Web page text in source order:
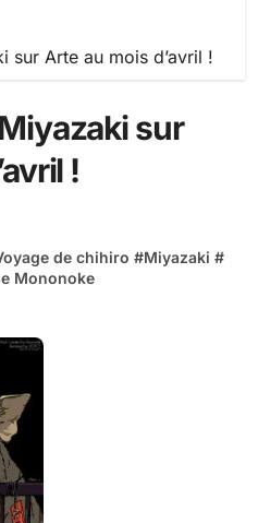
sur Arte au mois d’avril !
sur
!
de chihiro #Miyazaki #
Mononoke